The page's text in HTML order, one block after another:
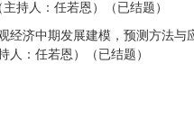
持人：任若恩）（已结题）
济中期发展建模，预测方法与
人：任若恩）（已结题）